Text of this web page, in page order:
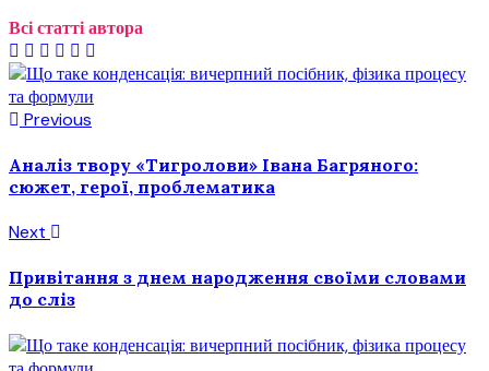
Всі статті автора
Previous
Аналіз твору «Тигролови» Івана Багряного:
сюжет, герої, проблематика
Next
Привітання з днем народження своїми словами
до сліз